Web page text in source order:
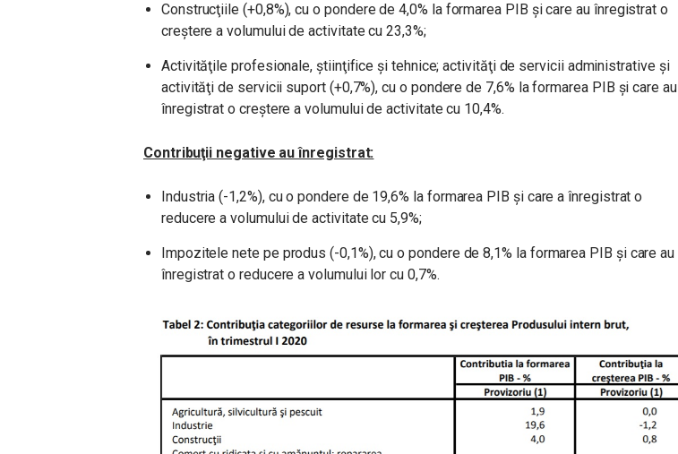
Construcţiile (+0,8%), cu o pondere de 4,0% la formarea PIB şi care au înregistrat o
creştere a volumului de activitate cu 23,3%;
Activităţile profesionale, ştiinţifice şi tehnice; activităţi de servicii administrative şi
activităţi de servicii suport (+0,7%), cu o pondere de 7,6% la formarea PIB şi care au
înregistrat o creştere a volumului de activitate cu 10,4%.
Contribuţii negative au înregistrat:
Industria (-1,2%), cu o pondere de 19,6% la formarea PIB şi care a înregistrat o
reducere a volumului de activitate cu 5,9%;
Impozitele nete pe produs (-0,1%), cu o pondere de 8,1% la formarea PIB şi care au
înregistrat o reducere a volumului lor cu 0,7%.